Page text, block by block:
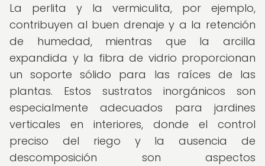
La perlita y la vermiculita, por ejemplo,
contribuyen al buen drenaje y a la retención
de humedad, mientras que la arcilla
expandida y la fibra de vidrio proporcionan
un soporte sólido para las raíces de las
plantas. Estos sustratos inorgánicos son
especialmente adecuados para jardines
verticales en interiores, donde el control
preciso del riego y la ausencia de
descomposición son aspectos